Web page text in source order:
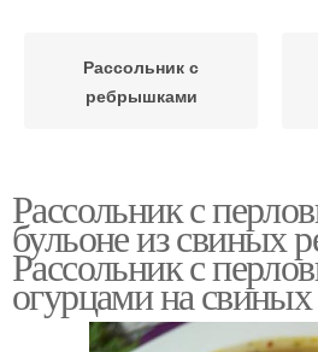
Рассольник с
ребрышками
копчеными
ребрышками
Свиные ребры
Рассольник с
бульоне из свиных
Рассольник с
огурцами на